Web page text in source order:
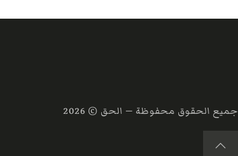
جميع الحقوق محفوظة — الحق © 2026